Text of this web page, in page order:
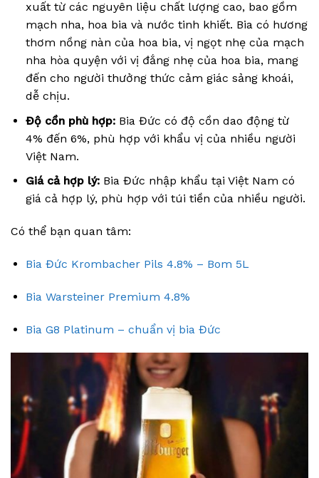
xuất từ các nguyên liệu chất lượng cao, bao gồm
mạch nha, hoa bia và nước tinh khiết. Bia có hương
thơm nồng nàn của hoa bia, vị ngọt nhẹ của mạch
nha hòa quyện với vị đắng nhẹ của hoa bia, mang
đến cho người thưởng thức cảm giác sảng khoái,
dễ chịu.
Độ cồn phù hợp:Bia Đức có độ cồn dao động từ
4% đến 6%, phù hợp với khẩu vị của nhiều người
Việt Nam.
Giá cả hợp lý:Bia Đức nhập khẩu tại Việt Nam có
giá cả hợp lý, phù hợp với túi tiền của nhiều người.
Có thể bạn quan tâm:
Bia Đức Krombacher Pils 4.8% – Bom 5L
Bia Warsteiner Premium 4.8%
Bia G8 Platinum – chuẩn vị bia Đức